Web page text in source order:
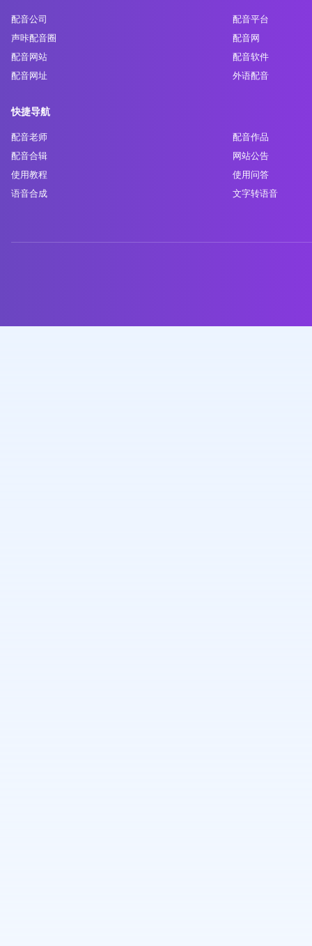
配音公司
配音平台
声咔配音圈
配音网
配音网站
配音软件
配音网址
外语配音
快捷导航
配音老师
配音作品
配音合辑
网站公告
使用教程
使用问答
语音合成
文字转语音